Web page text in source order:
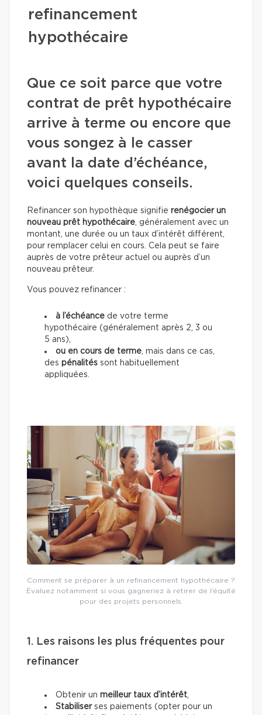
refinancement
hypothécaire
Que ce soit parce que votre
contrat de prêt hypothécaire
arrive à terme ou encore que
vous songez à le casser
avant la date d’échéance,
voici quelques conseils.
Refinancer son hypothèque signifie renégocier un
nouveau prêt hypothécaire, généralement avec un
montant, une durée ou un taux d’intérêt différent,
pour remplacer celui en cours. Cela peut se faire
auprès de votre prêteur actuel ou auprès d’un
nouveau prêteur.
Vous pouvez refinancer :
à l’échéance de votre terme
hypothécaire (généralement après 2, 3 ou
5 ans),
ou en cours de terme, mais dans ce cas,
des pénalités sont habituellement
appliquées.
Comment se préparer à un refinancement hypothécaire ?
Évaluez notamment si vous gagneriez à retirer de l’équité
pour des projets personnels.
1. Les raisons les plus fréquentes pour
refinancer
Obtenir un meilleur taux d’intérêt,
Stabiliserses paiements (opter pour un